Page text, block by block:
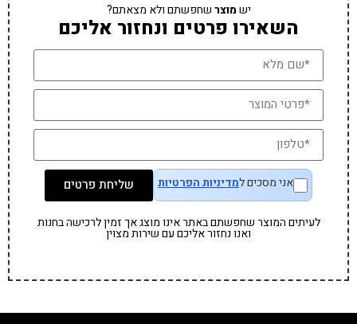
ישמוצרשחפשתם ולא מצאתם?
השאירו פרטים ונחזור אליכם
אני מסכים למדיניות הפרטיות שליחת פרטים
לעיתים המוצר שחפשתם באתר אינו מוצג אך זמין לרכישה בחנות
ואנו נחזור אליכם עם שירות מצוין